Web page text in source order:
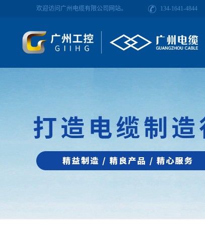
欢迎访问广州电缆有限公司网站。 134-1641-4844